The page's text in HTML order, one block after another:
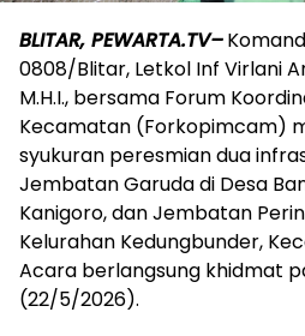
BLITAR, PEWARTA.TV–
0808/Blitar, Letkol Inf Virlani
M.H.I., bersama Forum
Kecamatan (Forkopimcam)
syukuran peresmian dua
Jembatan Garuda di Desa
Kanigoro, dan Jembatan
Kelurahan Kedungbunder,
Acara berlangsung khidmat
(22/5/2026).